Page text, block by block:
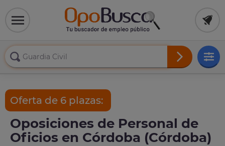
Oferta de 6 plazas:
Oposiciones de Personal de
Oficios en Córdoba (Córdoba)